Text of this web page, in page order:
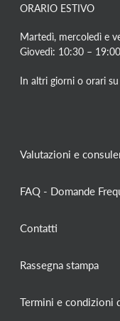
ORARIO ESTIVO
Martedì, mercoledì e
Giovedì: 10:30 – 19:00
In altri giorni o orari
Valutazioni e
FAQ - Domande
Contatti
Rassegna stampa
Termini e condizioni